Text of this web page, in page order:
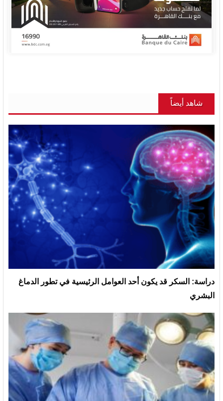
شاهد أيضاً
دراسة: السكر قد يكون أحد العوامل الرئيسية في تطور الدماغ
البشري